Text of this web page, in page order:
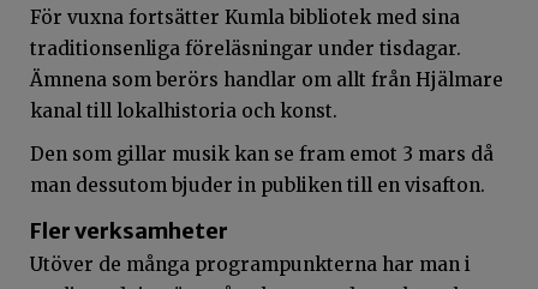
För vuxna fortsätter Kumla bibliotek med sina
traditionsenliga föreläsningar under tisdagar.
Ämnena som berörs handlar om allt från Hjälmare
kanal till lokalhistoria och konst.
Den som gillar musik kan se fram emot 3 mars då
man dessutom bjuder in publiken till en visafton.
Fler verksamheter
Utöver de många programpunkterna har man i